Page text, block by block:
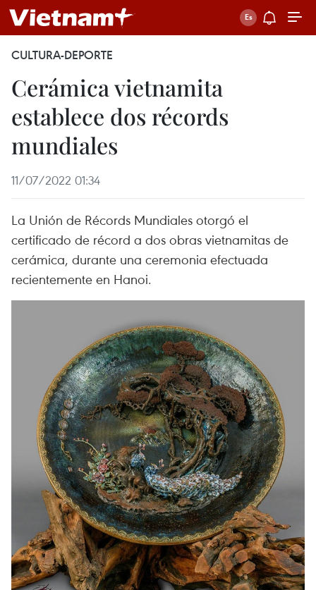
CULTURA-DEPORTE
Cerámica vietnamita
establece dos récords
mundiales
11/07/2022 01:34
La Unión de Récords Mundiales otorgó el
certificado de récord a dos obras vietnamitas de
cerámica, durante una ceremonia efectuada
recientemente en Hanoi.